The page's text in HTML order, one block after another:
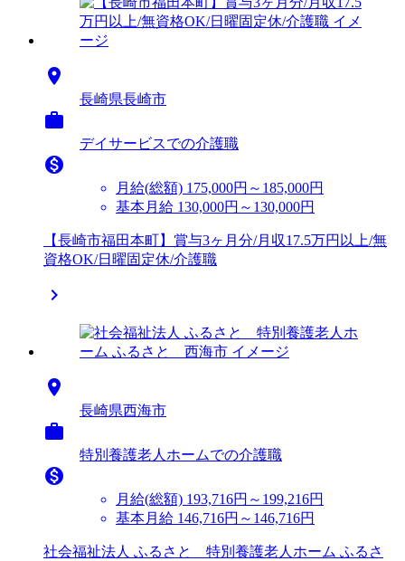

長崎県長崎市

デイサービスでの介護職

月給(総額) 175,000円～185,000円
基本月給 130,000円～130,000円
【長崎市福田本町】賞与3ヶ月分/月収17.5万円以上/無
資格OK/日曜固定休/介護職


長崎県西海市

特別養護老人ホームでの介護職

月給(総額) 193,716円～199,216円
基本月給 146,716円～146,716円
社会福祉法人 ふるさと 特別養護老人ホーム ふるさ